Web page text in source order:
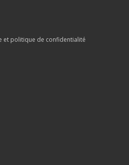
et politique de confidentialité